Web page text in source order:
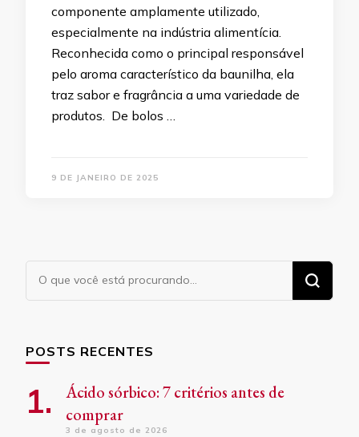
componente amplamente utilizado,
especialmente na indústria alimentícia.
Reconhecida como o principal responsável
pelo aroma característico da baunilha, ela
traz sabor e fragrância a uma variedade de
produtos. De bolos …
9 DE JANEIRO DE 2025
Procurando
algo?
POSTS RECENTES
Ácido sórbico: 7 critérios antes de
comprar
3 de agosto de 2026